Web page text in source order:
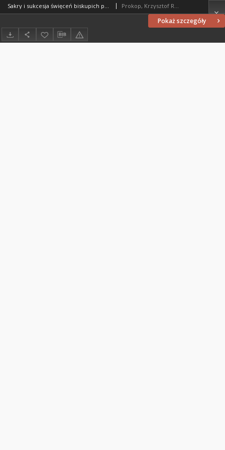
Pokaż szczegóły
Sakry i sukcesja święceń biskupich pasterzy diecezji oraz metropolii warmińskiej w dwóch ostatnich stuleciach Prokop, Krzysztof Rafał